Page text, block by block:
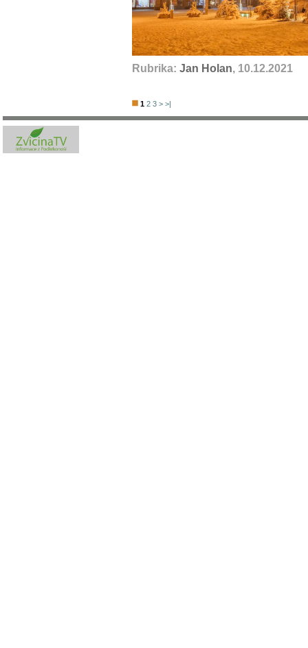
Rubrika: Jan Holan, 10.12.2021
1 2 3 > >|